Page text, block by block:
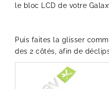
le bloc LCD de votre
Puis faites la glisser
des 2 côtés, afin de